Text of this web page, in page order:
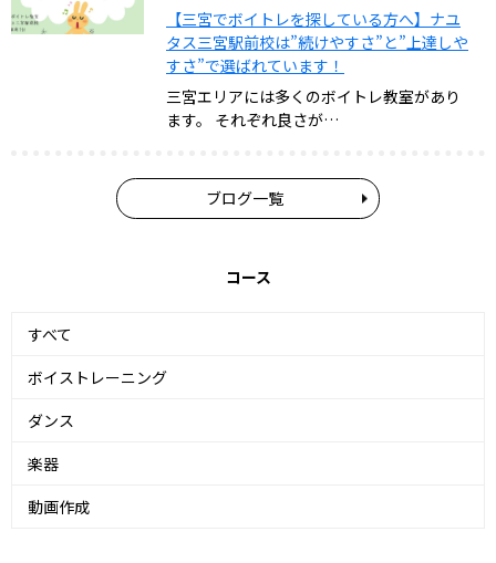
【三宮でボイトレを探している方へ】ナユ
タス三宮駅前校は”続けやすさ”と”上達しや
すさ”で選ばれています！
三宮エリアには多くのボイトレ教室があり
ます。 それぞれ良さが…
ブログ一覧
コース
すべて
ボイストレーニング
ダンス
楽器
動画作成